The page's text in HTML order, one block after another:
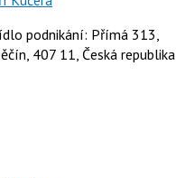
podnikání: Přímá 313,
407 11, Česká republika